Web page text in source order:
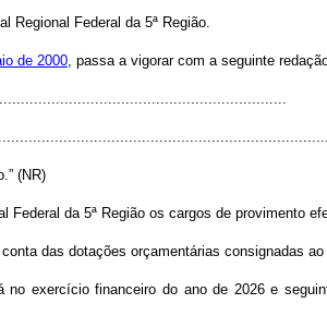
Regional Federal da 5ª Região.
de 2000, passa a vigorar com a seguinte
(NR)
Federal da 5ª Região os cargos de provimento
das dotações orçamentárias consignadas
no exercício financeiro do ano de 2026 e